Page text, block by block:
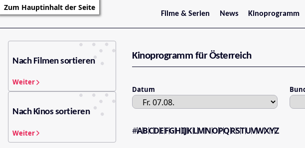
Zum Hauptinhalt der Seite
Filme & Serien
Trailer
Serienarchiv
News
Stars
Kinoprogramm
Jetzt im Kino
Oberösterreich
Kärnten
Salzburg
Nach Filmen sortieren
Weiter
Nach Kinos sortieren
Weiter
Kinoprogramm für Österreich
Datum
#ABCDEFGHIJKLMNOPQRSTUVWXYZ